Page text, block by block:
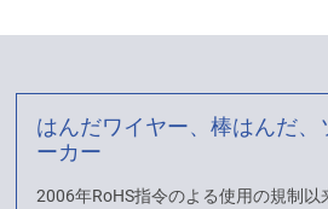
はんだワイヤー、棒はんだ、
ーカー
2006年RoHS指令のよる使用の規制以